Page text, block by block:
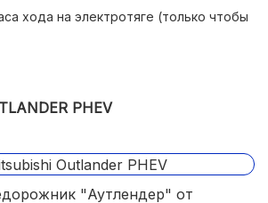
хода на электротяге (только чтобы
PHEV
"Аутлендер" от